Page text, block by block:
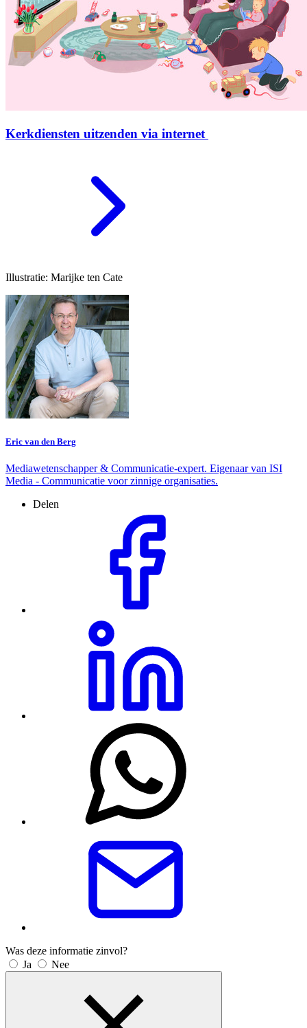
Kerkdiensten uitzenden via internet
Illustratie: Marijke ten Cate
Eric van den Berg
Mediawetenschapper & Communicatie-expert. Eigenaar van ISI
Media - Communicatie voor zinnige organisaties.
Delen
Was deze informatie zinvol?
Ja
Nee